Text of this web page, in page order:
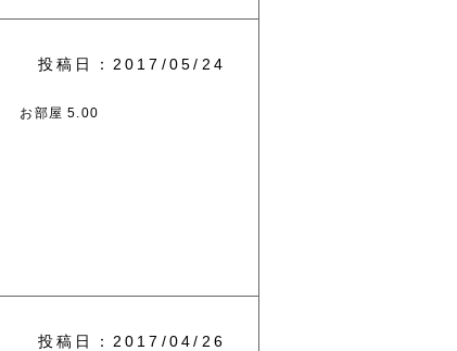
投稿日：2017/05/24
お部屋 5.00
投稿日：2017/04/26